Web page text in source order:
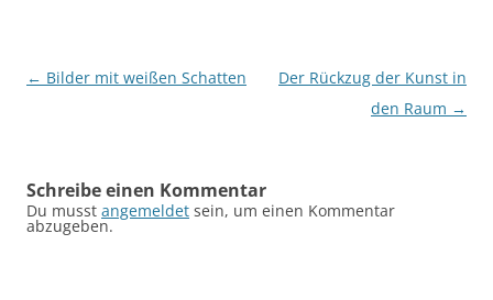
Beitragsnavigation
← Bilder mit weißen Schatten
Der Rückzug der Kunst in
den Raum →
Schreibe einen Kommentar
Du musst angemeldet sein, um einen Kommentar
abzugeben.